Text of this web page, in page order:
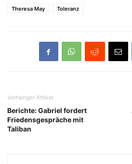
Theresa May
Toleranz
Vorheriger Artikel
Berichte: Gabriel fordert
Friedensgespräche mit
Taliban